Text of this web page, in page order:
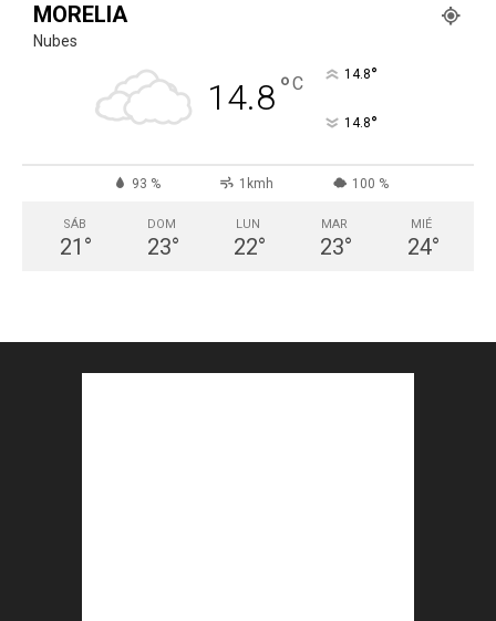
MORELIA
Nubes
14.8°C 14.8°
14.8°
93 % 1kmh 100 %
SÁB
21 °
DOM
23°
LUN
22°
MAR
23°
MIÉ
24°